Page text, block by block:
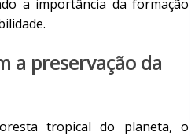
a importância da formação
a preservação da
tropical do planeta, o